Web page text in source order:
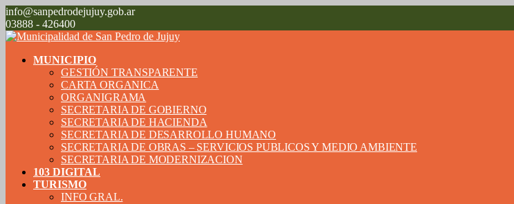
info@sanpedrodejujuy.gob.ar
03888 - 426400
MUNICIPIO
GESTIÓN TRANSPARENTE
CARTA ORGANICA
ORGANIGRAMA
SECRETARIA DE GOBIERNO
SECRETARIA DE HACIENDA
SECRETARIA DE DESARROLLO HUMANO
SECRETARIA DE OBRAS – SERVICIOS PUBLICOS Y MEDIO AMBIENTE
SECRETARIA DE MODERNIZACION
103 DIGITAL
TURISMO
INFO GRAL.